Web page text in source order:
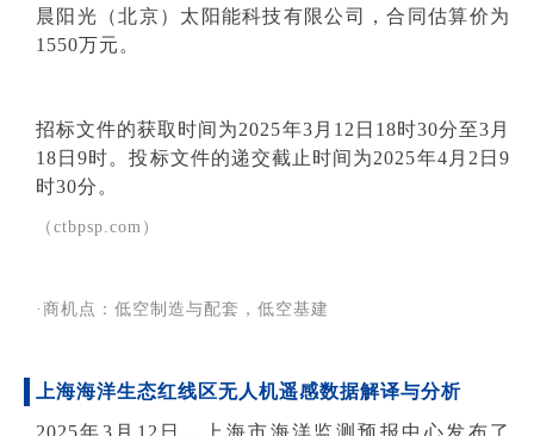
晨阳光（北京）太阳能科技有限公司，合同估算价为
1550万元。
招标文件的获取时间为2025年3月12日18时30分至3月
18日9时。投标文件的递交截止时间为2025年4月2日9
时30分。
（ctbpsp.com）
·商机点：低空制造与配套，低空基建
上海海洋生态红线区无人机遥感数据解译与分析